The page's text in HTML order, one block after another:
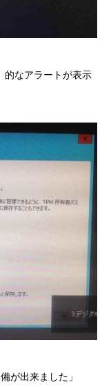
的なアラートが表示
が出来ました」